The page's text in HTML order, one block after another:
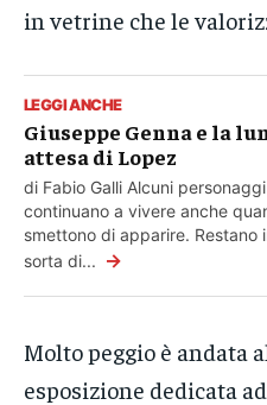
in vetrine che le
LEGGI ANCHE
Giuseppe Genna e la
attesa di Lopez
di Fabio Galli Alcuni personaggi
continuano a vivere anche
smettono di apparire. Restano
sorta di... →
Molto peggio è andata
esposizione dedicata